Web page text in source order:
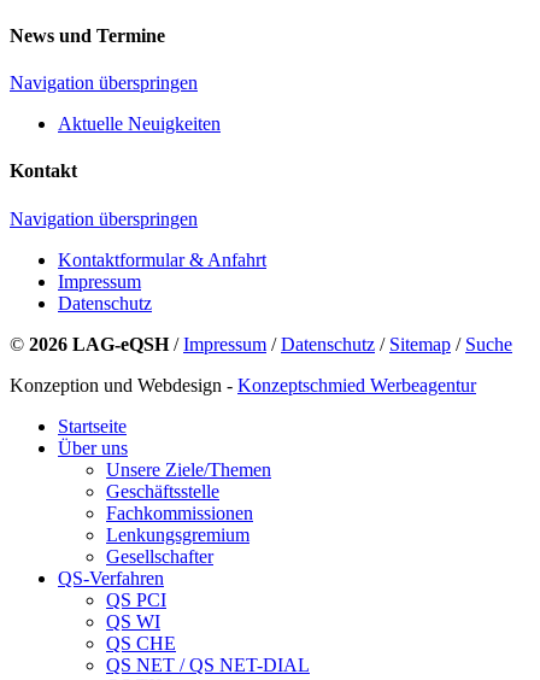
News und Termine
Navigation überspringen
Aktuelle Neuigkeiten
Kontakt
Navigation überspringen
Kontaktformular & Anfahrt
Impressum
Datenschutz
© 2026 LAG-eQSH/Impressum /Datenschutz / Sitemap / Suche
Konzeption und Webdesign - Konzeptschmied Werbeagentur
Startseite
Über uns
Unsere Ziele/Themen
Geschäftsstelle
Fachkommissionen
Lenkungsgremium
Gesellschafter
QS-Verfahren
QS PCI
QS WI
QS CHE
QS NET / QS NET-DIAL